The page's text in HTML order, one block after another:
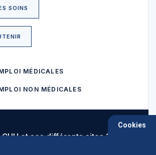
SOINS
MÉDICALES
NON MÉDICALES
et ses différents sites ?
Cookies